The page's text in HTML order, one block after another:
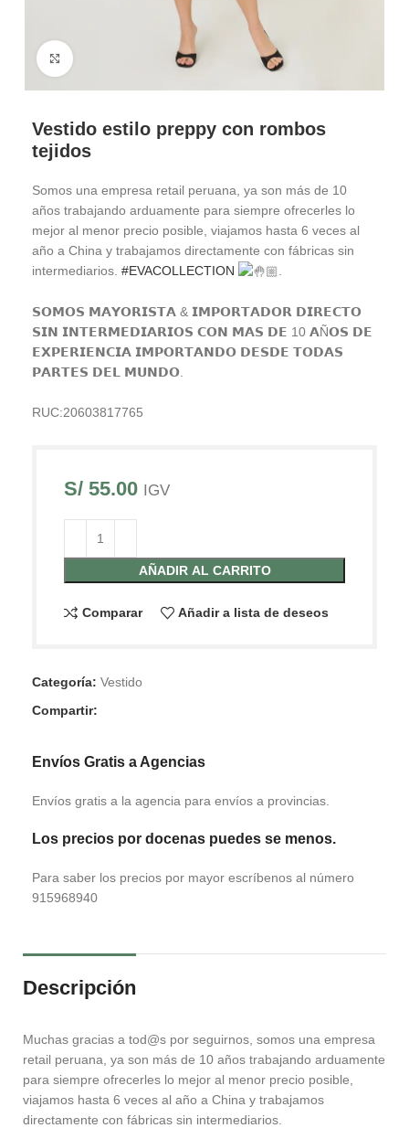
Haga Click para agrandar
Vestido estilo preppy con rombos
tejidos
Somos una empresa retail peruana, ya son más de 10
años trabajando arduamente para siempre ofrecerles lo
mejor al menor precio posible, viajamos hasta 6 veces al
año a China y trabajamos directamente con fábricas sin
intermediarios. #EVACOLLECTION
𝗦𝗢𝗠𝗢𝗦 𝗠𝗔𝗬𝗢𝗥𝗜𝗦𝗧𝗔 & 𝗜𝗠𝗣𝗢𝗥𝗧𝗔𝗗𝗢𝗥 𝗗𝗜𝗥𝗘𝗖𝗧𝗢
𝗦𝗜𝗡 𝗜𝗡𝗧𝗘𝗥𝗠𝗘𝗗𝗜𝗔𝗥𝗜𝗢𝗦 𝗖𝗢𝗡 𝗠𝗔𝗦 𝗗𝗘 10 𝗔Ñ𝗢𝗦 𝗗𝗘
𝗘𝗫𝗣𝗘𝗥𝗜𝗘𝗡𝗖𝗜𝗔 𝗜𝗠𝗣𝗢𝗥𝗧𝗔𝗡𝗗𝗢 𝗗𝗘𝗦𝗗𝗘 𝗧𝗢𝗗𝗔𝗦
𝗣𝗔𝗥𝗧𝗘𝗦 𝗗𝗘𝗟 𝗠𝗨𝗡𝗗𝗢.
RUC:20603817765
S/ 55.00 IGV
AÑADIR AL CARRITO
Comparar Añadir a lista de deseos
Categoría: Vestido
Compartir:
Envíos Gratis a Agencias
Envíos gratis a la agencia para envíos a provincias.
Los precios por docenas puedes se menos.
Para saber los precios por mayor escríbenos al número
915968940
Descripción
Muchas gracias a tod@s por seguirnos, somos una empresa
retail peruana, ya son más de 10 años trabajando arduamente
para siempre ofrecerles lo mejor al menor precio posible,
viajamos hasta 6 veces al año a China y trabajamos
directamente con fábricas sin intermediarios.